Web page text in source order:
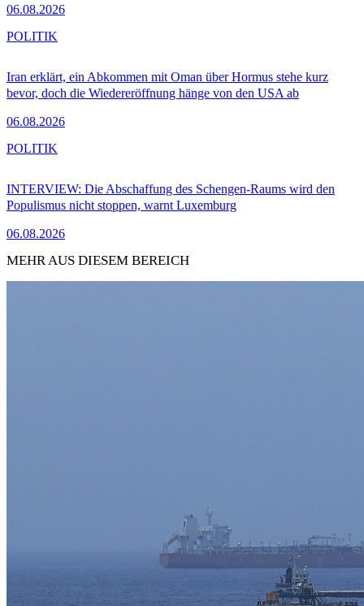
06.08.2026
Iran erklärt, ein Abkommen mit Oman über Hormus stehe kurz
bevor, doch die Wiedereröffnung hänge von den USA ab
06.08.2026
POLITIK
INTERVIEW: Die Abschaffung des Schengen-Raums wird den
Populismus nicht stoppen, warnt Luxemburg
06.08.2026
POLITIK
MEHR AUS DIESEM BEREICH